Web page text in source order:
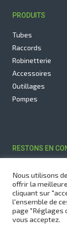
PRODUITS
Tubes
Raccords
Robinetterie
Accessoires
Outillages
Pompes
RESTONS EN
des dernières
Nous utilisons
offrir la
cliquant sur
l'ensemble de
page "Réglages
vous acceptez.